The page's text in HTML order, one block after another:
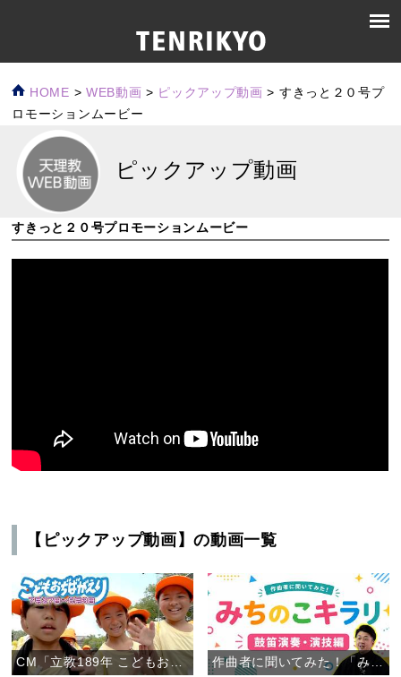
HOME > WEB動画 > ピックアップ動画 > すきっと２０号プ
ロモーションムービー
ピックアップ動画
すきっと２０号プロモーションムービー
【ピックアップ動画】の動画一覧
CM「立教189年 こどもおぢばがえり」 作曲者に聞いてみた！「みちのこキラリ」鼓笛演奏・演技編